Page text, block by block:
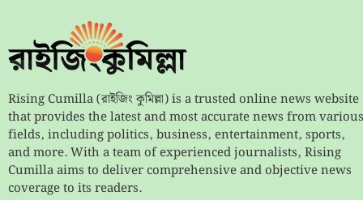
Rising Cumilla (রাইজিং কুমিল্লা) is a trusted online news website
that provides the latest and most accurate news from various
fields, including politics, business, entertainment, sports,
and more. With a team of experienced journalists, Rising
Cumilla aims to deliver comprehensive and objective news
coverage to its readers.